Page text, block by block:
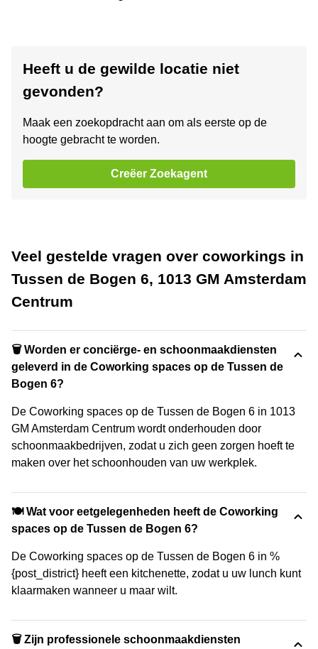
Heeft u de gewilde locatie niet
gevonden?
Maak een zoekopdracht aan om als eerste op de
hoogte gebracht te worden.
Creëer Zoekagent
Veel gestelde vragen over coworkings in
Tussen de Bogen 6, 1013 GM Amsterdam
Centrum
🗑 Worden er conciërge- en schoonmaakdiensten
geleverd in de Coworking spaces op de Tussen de
Bogen 6?
De Coworking spaces op de Tussen de Bogen 6 in 1013
GM Amsterdam Centrum wordt onderhouden door
schoonmaakbedrijven, zodat u zich geen zorgen hoeft te
maken over het schoonhouden van uw werkplek.
🍽️ Wat voor eetgelegenheden heeft de Coworking
spaces op de Tussen de Bogen 6?
De Coworking spaces op de Tussen de Bogen 6 in %
{post_district} heeft een kitchenette, zodat u uw lunch kunt
klaarmaken wanneer u maar wilt.
🗑 Zijn professionele schoonmaakdiensten